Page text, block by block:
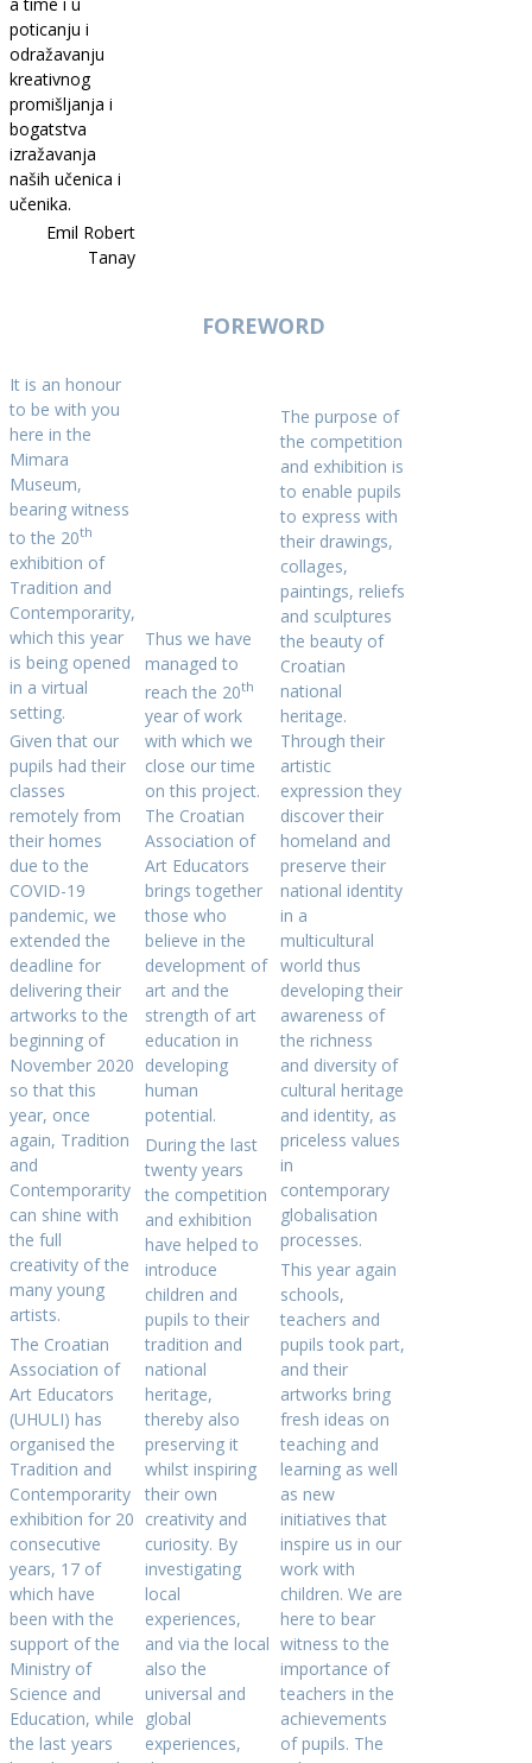
poticanju i
odražavanju
kreativnog
promišljanja i
bogatstva
izražavanja
naših učenica i
učenika.
Emil Robert
Tanay
FOREWORD
It is an honour
to be with you
here in the
Mimara
Museum,
bearing witness
to the 20th
exhibition of
Tradition and
Contemporarity,
which this year
is being opened
in a virtual
setting.
Given that our
pupils had their
classes
remotely from
their homes
due to the
COVID-19
pandemic, we
extended the
deadline for
delivering their
artworks to the
beginning of
November 2020
so that this
year, once
again, Tradition
and
Contemporarity
can shine with
the full
creativity of the
many young
artists.
The Croatian
Association of
Art Educators
(UHULI) has
organised the
Tradition and
Contemporarity
exhibition for 20
consecutive
years, 17 of
which have
been with the
support of the
Ministry of
Science and
Education, while
the last years
Thus we have
managed to
reach the 20th
year of work
with which we
close our time
on this project.
The Croatian
Association of
Art Educators
brings together
those who
believe in the
development of
art and the
strength of art
education in
developing
human
potential.
During the last
twenty years
the competition
and exhibition
have helped to
introduce
children and
pupils to their
tradition and
national
heritage,
thereby also
preserving it
whilst inspiring
their own
creativity and
curiosity. By
investigating
local
experiences,
and via the local
also the
universal and
global
experiences,
The purpose of
the competition
and exhibition is
to enable pupils
to express with
their drawings,
collages,
paintings, reliefs
and sculptures
the beauty of
Croatian
national
heritage.
Through their
artistic
expression they
discover their
homeland and
preserve their
national identity
in a
multicultural
world thus
developing their
awareness of
the richness
and diversity of
cultural heritage
and identity, as
priceless values
in
contemporary
globalisation
processes.
This year again
schools,
teachers and
pupils took part,
and their
artworks bring
fresh ideas on
teaching and
learning as well
as new
initiatives that
inspire us in our
work with
children. We are
here to bear
witness to the
importance of
teachers in the
achievements
of pupils. The